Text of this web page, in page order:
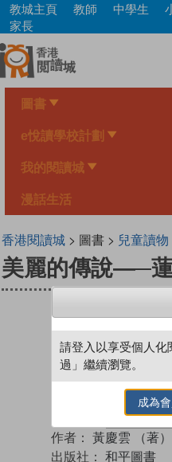
Skip
main
content
教城主頁 教師 中學生
家長
圖書
e悅讀學校計劃
我的閱讀城
漫話生活
香港閱讀城> 圖書 > 兒童讀物
美麗的傳說—─
作者： 黃慶雲 （著）
出版社： 和平圖書
請登入以享受個人化
過」繼續瀏覽。
成為